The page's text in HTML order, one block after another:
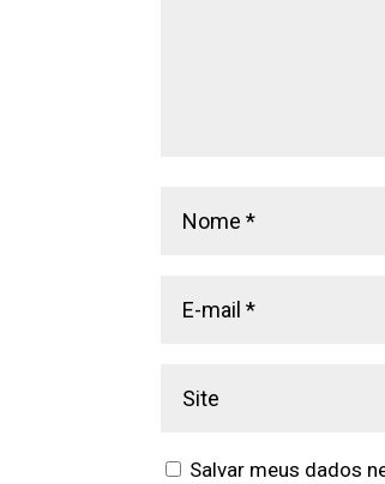
Salvar meus dados